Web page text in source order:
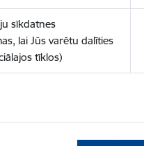
sīkdatnes
lai Jūs varētu dalīties
tīklos)